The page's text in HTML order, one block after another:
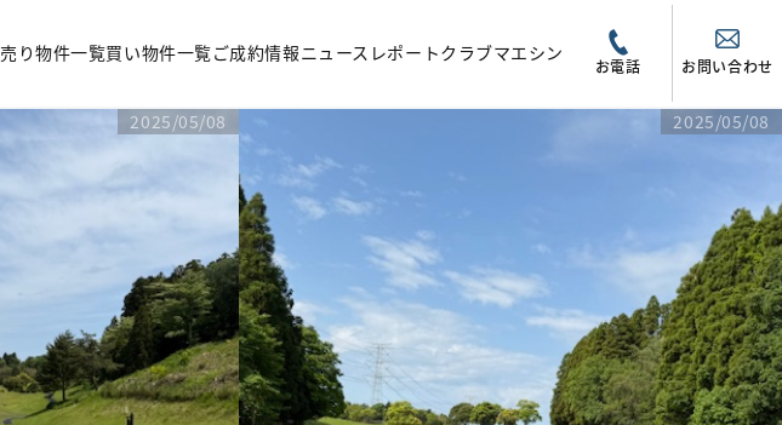
売り物件一覧買い物件一覧ご成約情報ニュース レポートクラブマエシン
お電話 お問い合わせ
2025/05/08 2025/05/08